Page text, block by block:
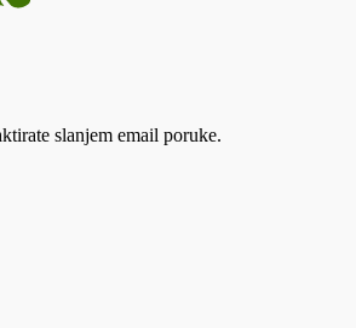
slanjem email poruke.